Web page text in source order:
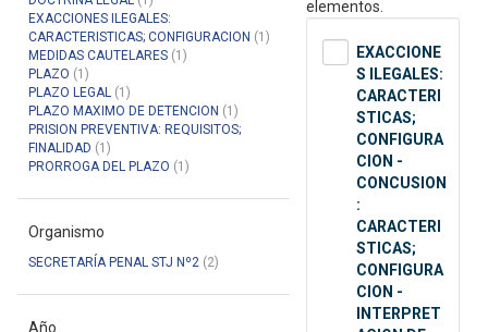
EXACCIONES ILEGALES:
CARACTERISTICAS; CONFIGURACION (1)
MEDIDAS CAUTELARES (1)
PLAZO (1)
PLAZO LEGAL (1)
PLAZO MAXIMO DE DETENCION (1)
PRISION PREVENTIVA: REQUISITOS;
FINALIDAD (1)
PRORROGA DEL PLAZO (1)
Organismo
SECRETARÍA PENAL STJ Nº2 (2)
Año
elementos.
EXACCIONE
S ILEGALES:
CARACTERI
STICAS;
CONFIGURA
CION -
CONCUSION
:
CARACTERI
STICAS;
CONFIGURA
CION -
INTERPRET